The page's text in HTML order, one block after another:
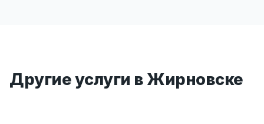
Другие услуги в Жирновске